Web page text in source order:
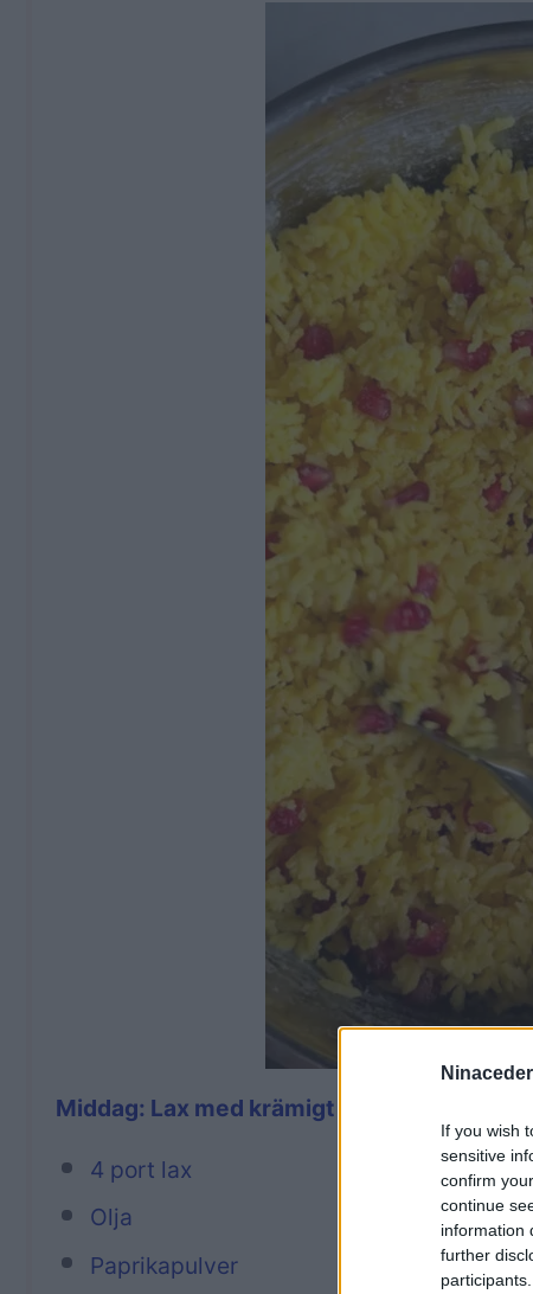
If you wish
sensitive
confirm
continue
information
further
Middag: Lax med krämigt saffransris
4 port lax
Olja
Paprikapulver